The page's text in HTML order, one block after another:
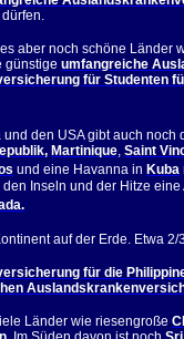
aber noch schöne Länder
günstigeumfangreiche
für Studenten
und den USA gibt auch
, Martinique,Saint
und eine Havanna in Kuba
Inseln und der Hitze
auf der Erde. Etwa
für die
Länder wie riesengroße